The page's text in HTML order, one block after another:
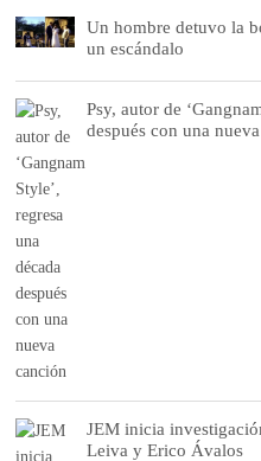
Un hombre detuvo la
un escándalo
Psy, autor de
después con una
JEM inicia
Leiva y Erico Ávalos